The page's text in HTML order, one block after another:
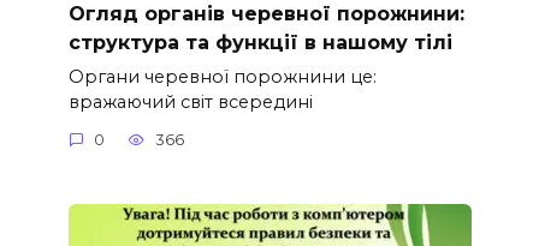
Огляд органів черевної порожнини:
структура та функції в нашому тілі
Органи черевної порожнини це:
вражаючий світ всередині
0 366